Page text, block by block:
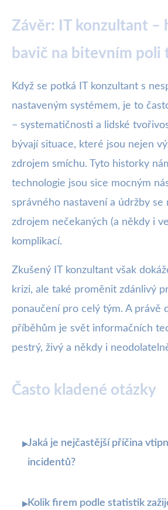
Závěr: IT konzultant –
bavič na bitevním poli
Když se potká IT konzultant s
nastaveným systémem, je to
– systematičnosti a lidské
bývají situace, které jsou nejen
zdrojem smíchu. Tyto historky
technologie jsou sice mocným
správného nastavení a údržby se
zdrojem nečekaných (a někdy i
komplikací.
Zkušený IT konzultant však
krizi, ale také proměnit zdánlivý
ponaučení pro celý tým. A právě
příběhům je svět informačních
pestrý, živý a někdy i
Často kladené otázky
▸Jaká je nejčastější příčina
incidentů?
▸Kolik firem podle statistik